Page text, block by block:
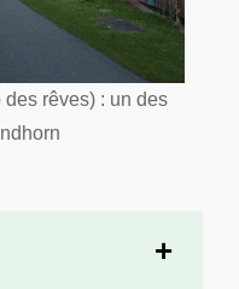
rêves) : un des